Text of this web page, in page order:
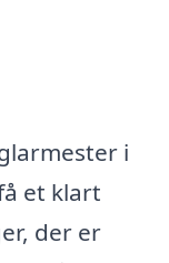
i
et klart
der er